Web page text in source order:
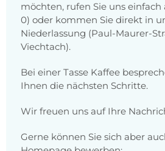
möchten, rufen Sie uns
0) oder kommen Sie direkt in
Niederlassung (Paul-Maurer-
Viechtach).
Bei einer Tasse Kaffee
Ihnen die nächsten Schritte.
Wir freuen uns auf Ihre
Gerne können Sie sich aber